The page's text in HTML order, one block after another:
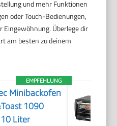
und mehr Funktionen
oder Touch-Bedienungen,
Überlege dir
am besten zu deinem
EMPFEHLUNG
Minibackofen
1090
10 Liter